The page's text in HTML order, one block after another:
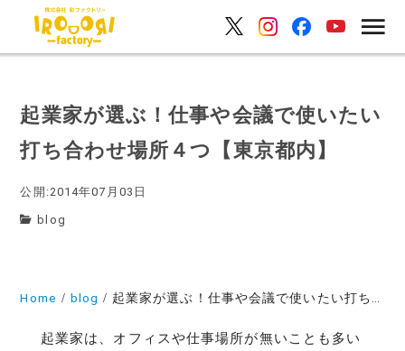
起業家が選ぶ！仕事や会議で使いたい
打ち合わせ場所４つ【東京都内】
公開:2014年07月03日
blog
Home blog 起業家が選ぶ！仕事や会議で使いたい打ち合わせ場所４つ【東京都内】
起業家は、オフィスや仕事場所が無いことも多い